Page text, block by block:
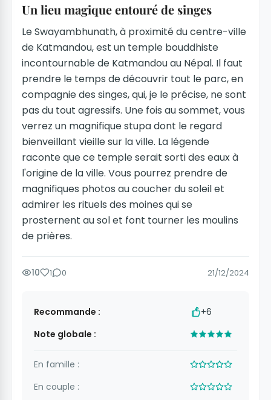
Un lieu magique entouré de singes
Le Swayambhunath, à proximité du centre-ville
de Katmandou, est un temple bouddhiste
incontournable de Katmandou au Népal. Il faut
prendre le temps de découvrir tout le parc, en
compagnie des singes, qui, je le précise, ne sont
pas du tout agressifs. Une fois au sommet, vous
verrez un magnifique stupa dont le regard
bienveillant vieille sur la ville. La légende
raconte que ce temple serait sorti des eaux à
l'origine de la ville. Vous pourrez prendre de
magnifiques photos au coucher du soleil et
admirer les rituels des moines qui se
prosternent au sol et font tourner les moulins
de prières.
10 1 0 21/12/2024
Recommande :
+6
Note globale :
En famille :
En couple :